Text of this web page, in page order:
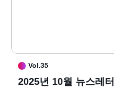
Vol.35
2025년 10월 뉴스레터